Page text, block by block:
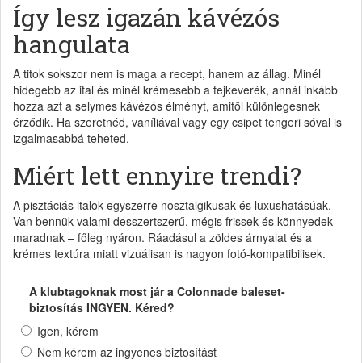
Így lesz igazán kávézós
hangulata
A titok sokszor nem is maga a recept, hanem az állag. Minél
hidegebb az ital és minél krémesebb a tejkeverék, annál inkább
hozza azt a selymes kávézós élményt, amitől különlegesnek
érződik. Ha szeretnéd, vaníliával vagy egy csipet tengeri sóval is
izgalmasabbá teheted.
Miért lett ennyire trendi?
A pisztáciás italok egyszerre nosztalgikusak és luxushatásúak.
Van bennük valami desszertszerű, mégis frissek és könnyedek
maradnak – főleg nyáron. Ráadásul a zöldes árnyalat és a
krémes textúra miatt vizuálisan is nagyon fotó-kompatibilisek.
A klubtagoknak most jár a Colonnade baleset-
biztosítás INGYEN. Kéred?
Igen, kérem
Nem kérem az ingyenes biztosítást